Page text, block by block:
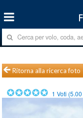
Ritorna alla ricerca foto
1 Voti (5.00